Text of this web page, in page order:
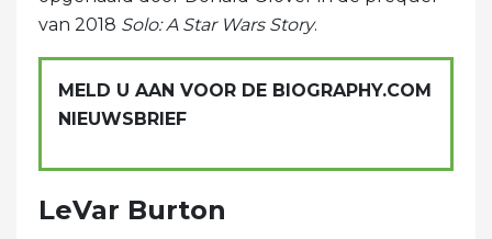
van 2018 Solo: A Star Wars Story.
MELD U AAN VOOR DE BIOGRAPHY.COM
NIEUWSBRIEF
LeVar Burton